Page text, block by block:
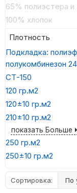
65% полиэстера и
100% хлопок
Плотность
Подкладка:
полукомбинезон
СТ-150
120 гр.м2
120±10 гр.м2
210±10 гр.м2
показать Больше
250 гр.м2
250±10 гр.м2
Сортировка: